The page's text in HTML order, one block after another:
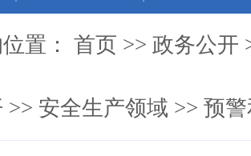
置： 首页 >> 政务公开
>> 安全生产领域 >> 预